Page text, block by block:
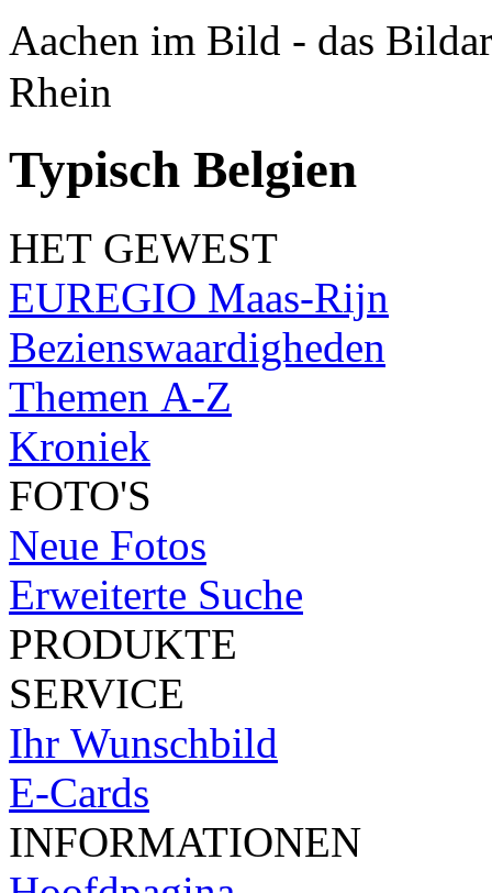
Aachen im Bild - das
Rhein
Typisch Belgien
HET GEWEST
EUREGIO Maas-Rijn
Bezienswaardigheden
Themen A-Z
Kroniek
FOTO'S
Neue Fotos
Erweiterte Suche
PRODUKTE
SERVICE
Ihr Wunschbild
E-Cards
INFORMATIONEN